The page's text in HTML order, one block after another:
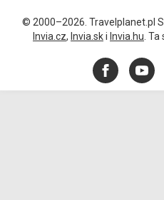
© 2000–2026. Travelplanet.pl
Invia.cz, Invia.ski Invia.hu .
Facebook